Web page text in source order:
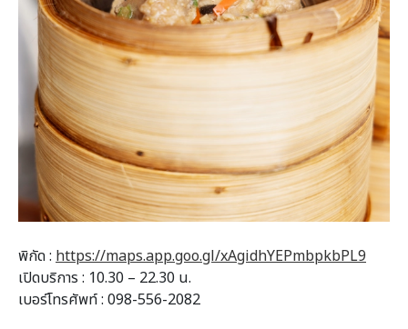
พิกัด : https://maps.app.goo.gl/xAgidhYEPmbpkbPL9
เปิดบริการ : 10.30 – 22.30 น.
เบอร์โทรศัพท์ : 098-556-2082